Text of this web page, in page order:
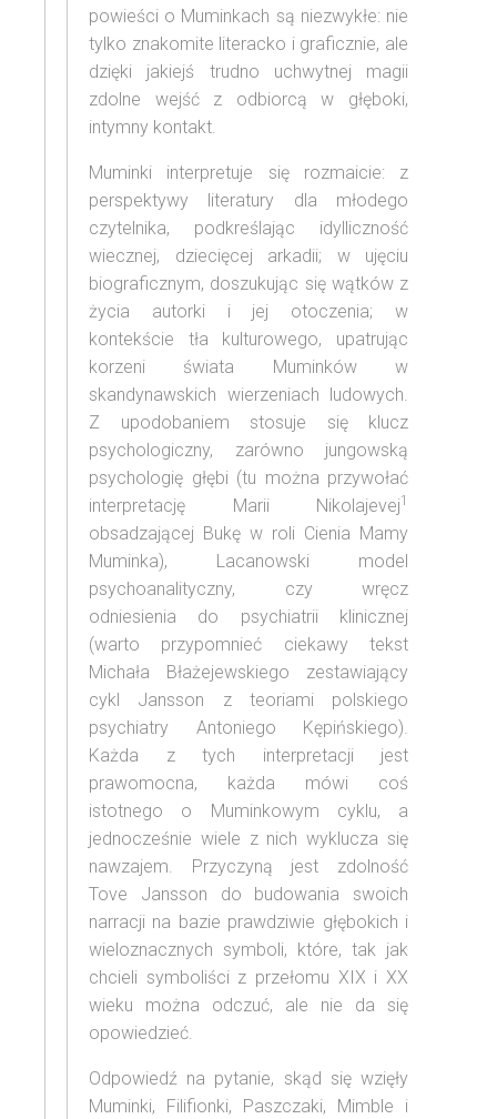
powieści o Muminkach są niezwykłe: nie
tylko znakomite literacko i graficznie, ale
dzięki jakiejś trudno uchwytnej magii
zdolne wejść z odbiorcą w głęboki,
intymny kontakt.
Muminki interpretuje się rozmaicie: z
perspektywy literatury dla młodego
czytelnika, podkreślając idylliczność
wiecznej, dziecięcej arkadii; w ujęciu
biograficznym, doszukując się wątków z
życia autorki i jej otoczenia; w
kontekście tła kulturowego, upatrując
korzeni świata Muminków w
skandynawskich wierzeniach ludowych.
Z upodobaniem stosuje się klucz
psychologiczny, zarówno jungowską
psychologię głębi (tu można przywołać
interpretację Marii Nikolajevej1
obsadzającej Bukę w roli Cienia Mamy
Muminka), Lacanowski model
psychoanalityczny, czy wręcz
odniesienia do psychiatrii klinicznej
(warto przypomnieć ciekawy tekst
Michała Błażejewskiego zestawiający
cykl Jansson z teoriami polskiego
psychiatry Antoniego Kępińskiego).
Każda z tych interpretacji jest
prawomocna, każda mówi coś
istotnego o Muminkowym cyklu, a
jednocześnie wiele z nich wyklucza się
nawzajem. Przyczyną jest zdolność
Tove Jansson do budowania swoich
narracji na bazie prawdziwie głębokich i
wieloznacznych symboli, które, tak jak
chcieli symboliści z przełomu XIX i XX
wieku można odczuć, ale nie da się
opowiedzieć.
Odpowiedź na pytanie, skąd się wzięły
Muminki, Filifionki, Paszczaki, Mimble i